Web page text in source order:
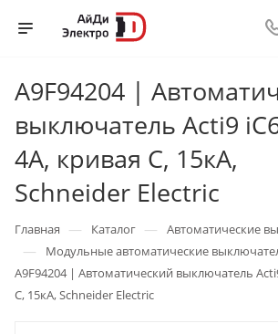
A9F94204 |
выключатель Acti9
4А, кривая C, 15кА,
Schneider Electric
Главная — Каталог — Автоматические
— Модульные автоматические
A9F94204 | Автоматический выключатель
C, 15кА, Schneider Electric